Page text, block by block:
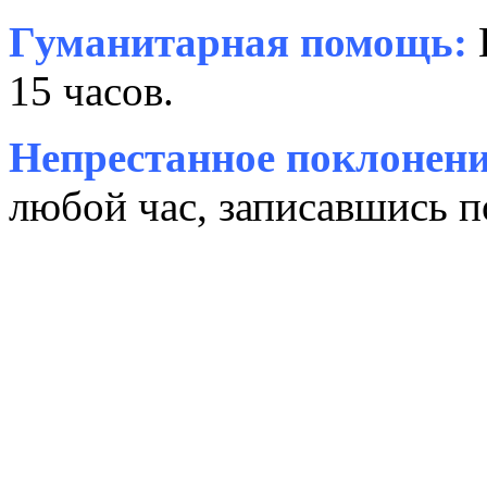
Гуманитарная помощь:
15 часов.
Непрестанное
любой час, записавшись